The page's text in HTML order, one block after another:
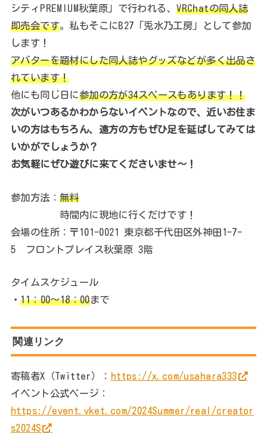
シティPREMIUM秋葉原」で行われる、VRChatの同人誌
即売会です。私もそこにB27「兎水乃工房」として参加
します！
アバターを題材にした同人誌やグッズなどが多く出品さ
れています！
他にも同じ日に参加の方が34スペースもあります！！
次がいつあるかわからないイベントなので、近いお住ま
いの方はもちろん、遠方の方もぜひ足を延ばしてみては
いかがでしょうか？
お気軽にぜひ遊びに来てくださいませ～！
参加方法： 無料
時間内に現地に行くだけです！
会場の住所：〒101-0021 東京都千代田区外神田1-7-
5 フロントプレイス秋葉原 3階
タイムスケジュール
・11：00～18：00まで
関連リンク
寄稿者X（Twitter）： https://x.com/usahara333
イベント公式ページ：
https://event.vket.com/2024Summer/real/creator
s2024S